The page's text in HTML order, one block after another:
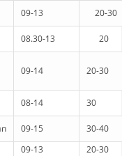
09-13 20-30
08.30-13 20
09-14 20-30
08-14 30
09-15
30-40
09-13
20-30